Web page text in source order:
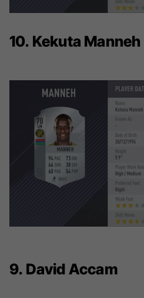
10. Kekuta Manneh
9. David Accam